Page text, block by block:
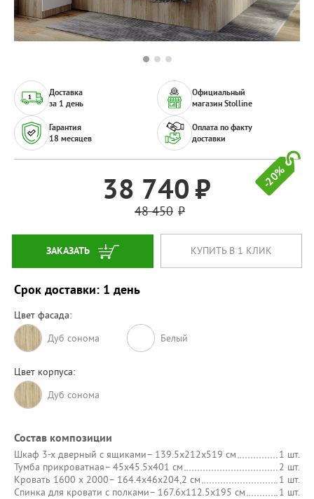
-20%
Доставка
за 1 день
Гарантия
18 месяцев
Официальный
магазин Stolline
Оплата по факту
доставки
38 740
48 450
ЗАКАЗАТЬ КУПИТЬ В 1 КЛИК
Срок доставки: 1 день
Цвет фасада:
Дуб сонома
Белый
Цвет корпуса:
Дуб сонома
Состав композиции
Шкаф 3-х дверный с ящиками– 139.5х212х519 см
1 шт.
Тумба прикроватная– 45х45.5х401 см
2 шт.
Кровать 1600 х 2000– 164.4х46х204,2 см
1 шт.
Спинка для кровати с полками– 167.6х112.5х195 см 1 шт.